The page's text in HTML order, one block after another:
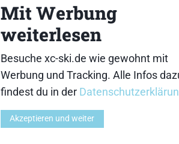
17
Mit Werbung
weiterlesen
Besuche xc-ski.de wie gewohnt mit
Werbung und Tracking. Alle Infos
findest du in der
Akzeptieren und weiter